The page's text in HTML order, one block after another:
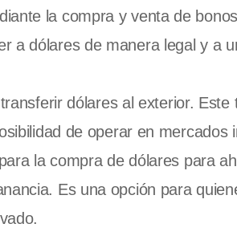
la compra y venta de
a dólares de manera legal y a
dólares al exterior. Este
de operar en mercados
la compra de dólares para
Es una opción para